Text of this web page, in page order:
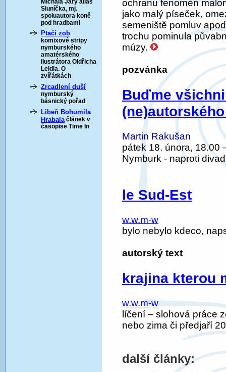
Sluníčka, mj.
spoluautora koně
pod hradbami
Ptačí zob
komixové stripy
nymburského
amatérského
ilustrátora Oldřicha
Leidla. O
zvířátkách
Zrcadlení duší
nymburský
básnický pořad
Libeň Bohumila
Hrabala článek v
časopise Time In
ochranu fenomén
jako malý píseček,
semeniště pomluv
trochu pominula
múzy.
pozvánka
Buďme
Martin Rakušan
pátek 18. února, 18.00
Nymburk - naproti
le Sud-Est
w.w.m-w
bylo nebylo kdeco,
autorský text
krajina kterou
w.w.m-w
líčení – slohová práce
nebo zima či předjaří
další články: